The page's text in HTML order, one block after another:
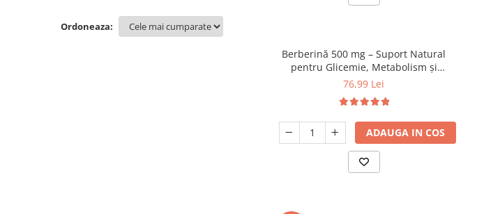
Ordoneaza:
Berberină 500 mg – Suport Natural
pentru Glicemie, Metabolism și
Colesterol
76,99 Lei
ADAUGA IN COS